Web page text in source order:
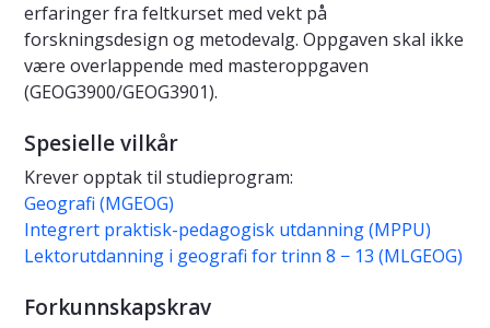
erfaringer fra feltkurset med vekt på
forskningsdesign og metodevalg. Oppgaven skal ikke
være overlappende med masteroppgaven
(GEOG3900/GEOG3901).
Spesielle vilkår
Krever opptak til studieprogram:
Geografi (MGEOG)
Integrert praktisk-pedagogisk utdanning (MPPU)
Lektorutdanning i geografi for trinn 8 − 13 (MLGEOG)
Forkunnskapskrav